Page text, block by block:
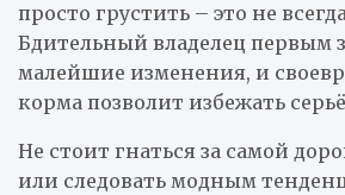
просто грустить – это не
Бдительный владелец первым
малейшие изменения, и
корма позволит избежать
Не стоит гнаться за самой
или следовать модным